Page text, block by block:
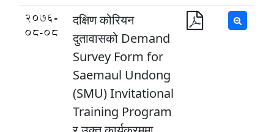
2076-
08-08
दक्षिण कोरियन
दुतावासको Demand
Survey Form for
Saemaul Undong
(SMU) Invitational
Training Program